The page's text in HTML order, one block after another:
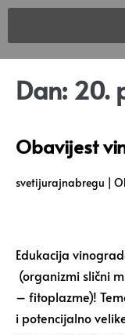
Dan: 20.
Obavijest
svetijurajnabregu |
Edukacija
(organizmi slični
– fitoplazme)!
i potencijalno